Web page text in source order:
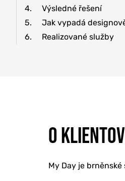
4.
Výsledné řešení
5.
Jak vypadá
6.
Realizované služby
O
My Day je